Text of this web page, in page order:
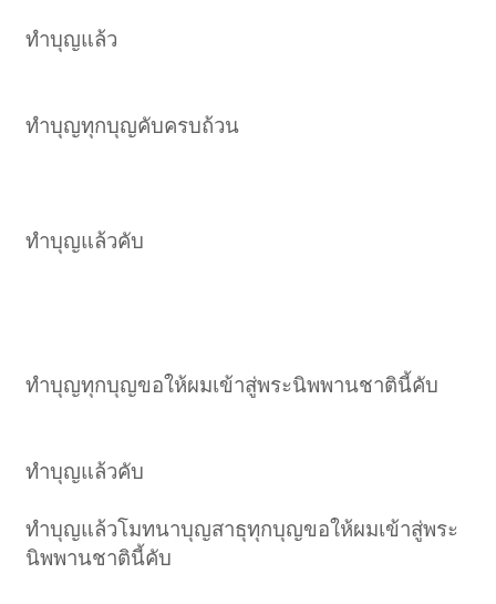
ทำบุญแล้ว
ทำบุญทุกบุญคับครบถ้วน
ทำบุญแล้วคับ
ทำบุญทุกบุญขอให้ผมเข้าสู่พระนิพพานชาตินี้คับ
ทำบุญแล้วคับ
ทำบุญแล้วโมทนาบุญสาธุทุกบุญขอให้ผมเข้าสู่พระ
นิพพานชาตินี้คับ